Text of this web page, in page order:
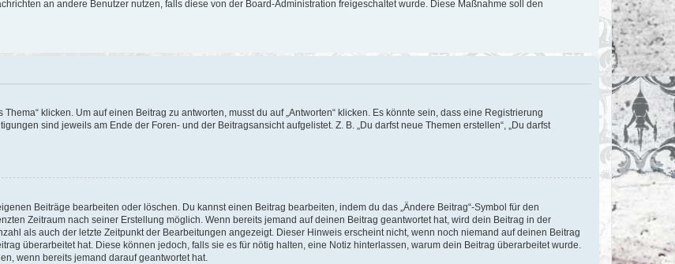
an andere Benutzer nutzen, falls diese von der Board-Administration freigeschaltet wurde. Diese Maßnahme soll den
klicken. Um auf einen Beitrag zu antworten, musst du auf „Antworten“ klicken. Es könnte sein, dass eine Registrierung
sind jeweils am Ende der Foren- und der Beitragsansicht aufgelistet. Z. B. „Du darfst neue Themen erstellen“, „Du darfst
Beiträge bearbeiten oder löschen. Du kannst einen Beitrag bearbeiten, indem du das „Ändere Beitrag“-Symbol für den
Zeitraum nach seiner Erstellung möglich. Wenn bereits jemand auf deinen Beitrag geantwortet hat, wird dein Beitrag in der
als auch der letzte Zeitpunkt der Bearbeitungen angezeigt. Dieser Hinweis erscheint nicht, wenn noch niemand auf deinen Beitrag
überarbeitet hat. Diese können jedoch, falls sie es für nötig halten, eine Notiz hinterlassen, warum dein Beitrag überarbeitet wurde.
wenn bereits jemand darauf geantwortet hat.